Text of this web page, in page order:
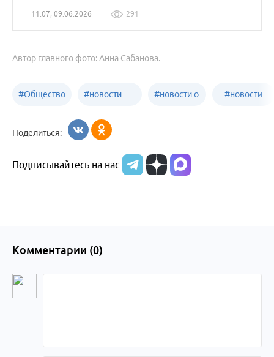
11:07, 09.06.2026 291
Автор главного фото: Анна Сабанова.
#Общество #новости
образования
#новости о
Алтайского
#новости
Поделиться:
Подписывайтесь на нас
Комментарии (0)